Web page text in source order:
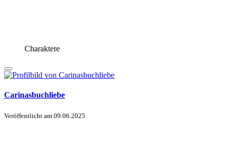
Charaktere
Carinasbuchliebe
Veröffentlicht am 09.06.2025